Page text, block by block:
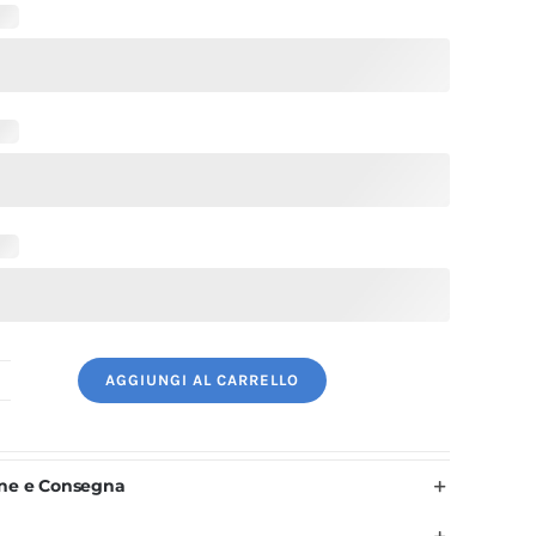
AGGIUNGI AL CARRELLO
e Consegna